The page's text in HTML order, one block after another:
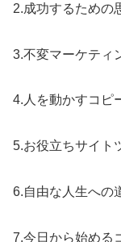
2.成功するための
3.不変マーケティ
4.人を動かすコピ
5.お役立ちサイト
6.自由な人生への
7.今日から始める